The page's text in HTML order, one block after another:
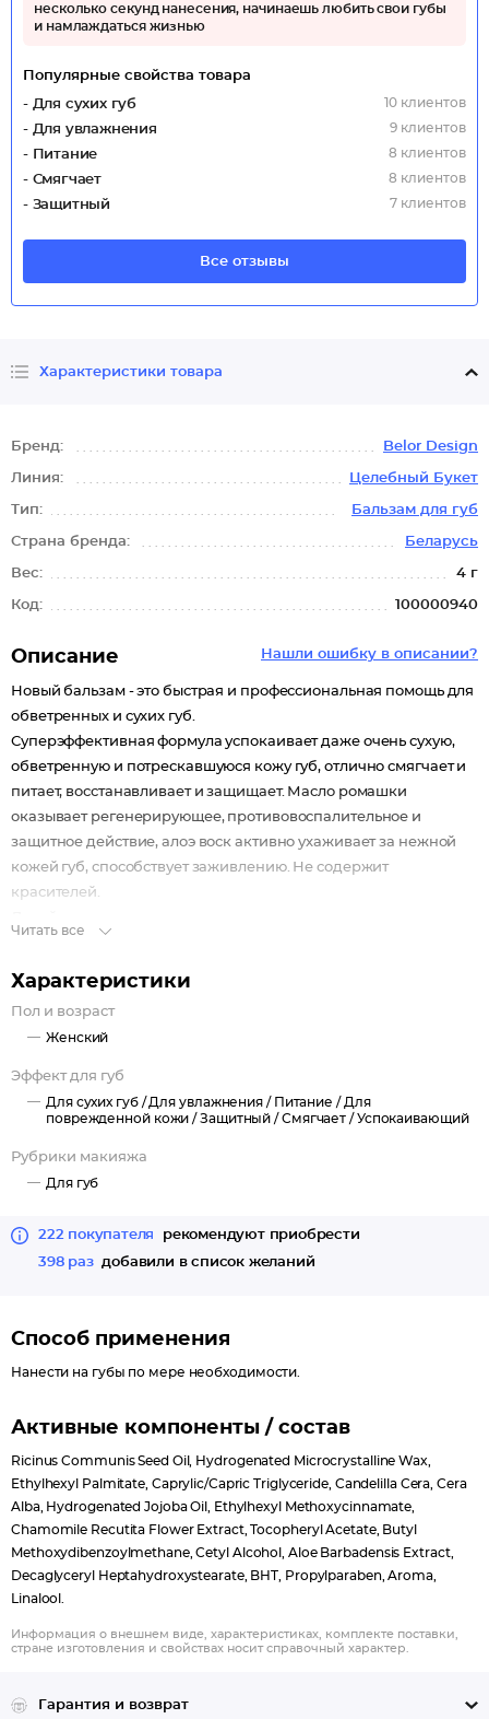
несколько секунд нанесения, начинаешь любить свои губы
и намлаждаться жизнью
Популярные свойства товара
- Для сухих губ
10 клиентов
- Для увлажнения 9 клиентов
- Питание 8 клиентов
- Смягчает 8 клиентов
- Защитный 7 клиентов
Все отзывы
Характеристики товара
Бренд: Belor Design
Линия: Целебный Букет
Тип: Бальзам для губ
Страна бренда: Беларусь
Вес: 4 г
Код: 100000940
Нашли ошибку в описании?
Описание
Новый бальзам - это быстрая и профессиональная помощь для
обветренных и сухих губ.
Суперэффективная формула успокаивает даже очень сухую,
обветренную и потрескавшуюся кожу губ, отлично смягчает и
питает, восстанавливает и защищает. Масло ромашки
оказывает регенерирующее, противовоспалительное и
защитное действие, алоэ воск активно ухаживает за нежной
кожей губ, способствует заживлению. Не содержит
красителей.
Читать все
Характеристики
Пол и возраст
Женский
Эффект для губ
Для сухих губ /Для увлажнения / Питание / Для
поврежденной кожи /Защитный /Смягчает /Успокаивающий
Рубрики макияжа
Для губ
222 покупателя
рекомендуют приобрести
398 раз добавили в список желаний
Способ применения
Нанести на губы по мере необходимости.
Активные компоненты / состав
Ricinus Communis Seed Oil, Hydrogenated Microcrystalline Wax,
Ethylhexyl Palmitate, Caprylic/Capric Triglyceride, Candelilla Cera, Cera
Alba, Hydrogenated Jojoba Oil, Ethylhexyl Methoxycinnamate,
Chamomile Recutita Flower Extract, Tocopheryl Acetate, Butyl
Methoxydibenzoylmethane, Cetyl Alcohol, Aloe Barbadensis Extract,
Decaglyceryl Heptahydroxystearate, BHT, Propylparaben, Aroma,
Linalool.
Информация о внешнем виде, характеристиках, комплекте поставки,
стране изготовления и свойствах носит справочный характер.
Гарантия и возврат